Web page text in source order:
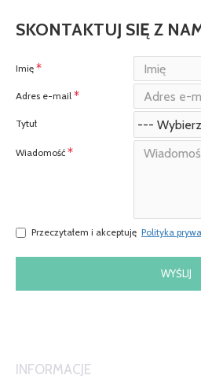
SKONTAKTUJ SIĘ Z
Imię
Adres e-mail
Tytuł
Wiadomość
Przeczytałem i akceptuję Polityka
WYŚLIJ
INFORMACJE